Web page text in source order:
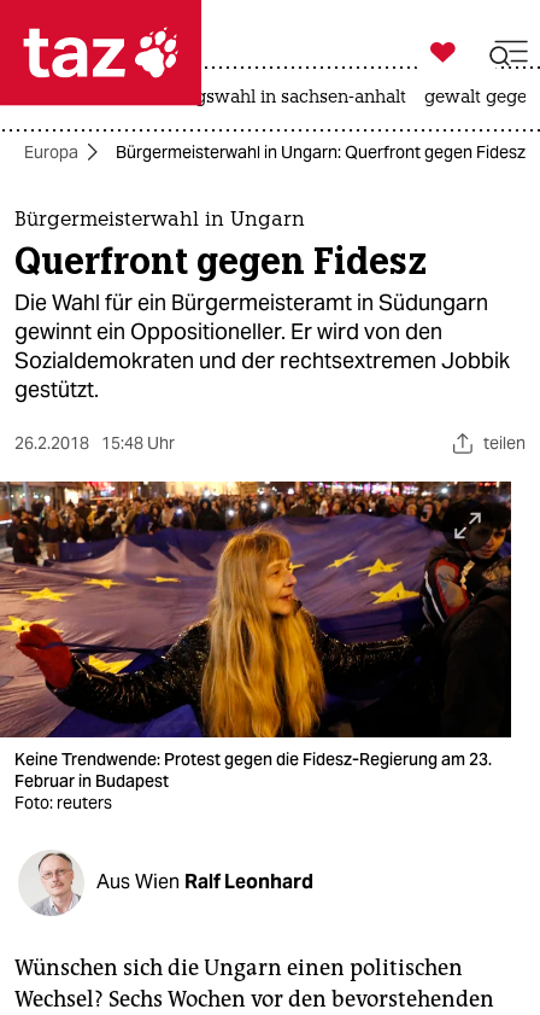
 taz zahl ich
taz zahl ich
themen
politik
öko
gesellschaft
kultur
sport
berlin
nord
wahrheit
verlag
verlag
veranstaltungen
shop
fragen & hilfe
abo

taz zahl ich
landtagswahl in sachsen-anhalt gewalt
Europa Bürgermeisterwahl in Ungarn: Querfront gegen Fidesz
Bürgermeisterwahl in Ungarn
Querfront gegen Fidesz
Die Wahl für ein Bürgermeisteramt in Südungarn
gewinnt ein Oppositioneller. Er wird von den
Sozialdemokraten und der rechtsextremen Jobbik
gestützt.
26.2.2018 15:48 Uhr teilen
Keine Trendwende: Protest gegen die Fidesz-Regierung am 23.
Februar in Budapest
Foto: reuters
Aus Wien Ralf Leonhard
Wünschen sich die Ungarn einen politischen
Wechsel? Sechs Wochen vor den bevorstehenden